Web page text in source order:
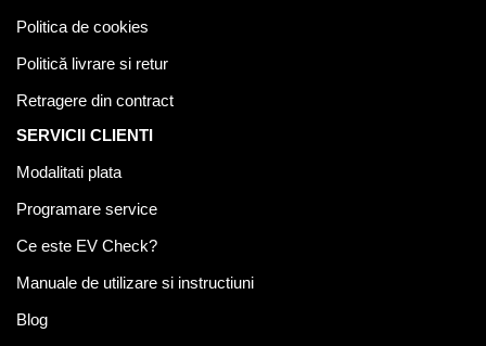
Politica de cookies
Politică livrare si retur
Retragere din contract
SERVICII CLIENTI
Modalitati plata
Programare service
Ce este EV Check?
Manuale de utilizare si instructiuni
Blog